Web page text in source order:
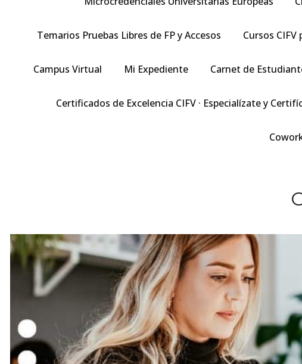
Temarios Pruebas Libres de FP y Accesos Cursos CIFV
Campus Virtual Mi Expediente Carnet de
Certificados de Excelencia CIFV · Especialízate y